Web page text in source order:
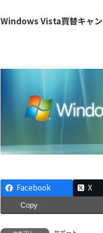
Windows Vista買替キャン
Facebook X
Copy